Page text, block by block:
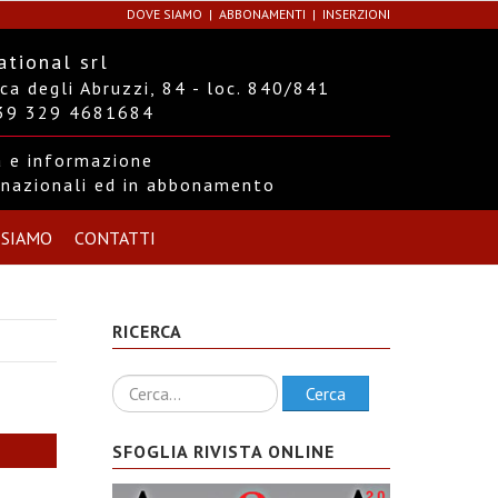
DOVE SIAMO ABBONAMENTI INSERZIONI
srl
degli Abruzzi, 84 - loc. 840/841
329 4681684
e informazione
ed in abbonamento
CONTATTI
RICERCA
Ricerca Cerca
SFOGLIA RIVISTA ONLINE